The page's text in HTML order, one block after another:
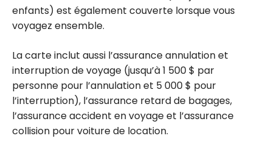
enfants) est également couverte lorsque vous
voyagez ensemble.
La carte inclut aussi l’assurance annulation et
interruption de voyage (jusqu’à1 500 $ par
personne pour l’annulation et 5 000 $ pour
l’interruption), l’assurance retard de bagages,
l’assurance accident en voyage et l’assurance
collision pour voiture de location.